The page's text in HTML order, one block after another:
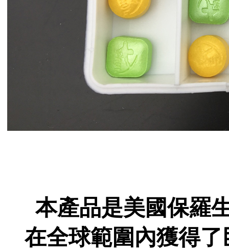
本產品是美國保羅
在全球範圍內獲得